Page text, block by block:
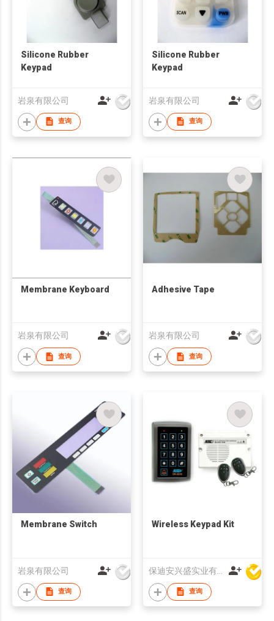
Silicone Rubber
Keypad
岩泉有限公司
查询
Silicone Rubber
Keypad
岩泉有限公司
查询
Membrane Keyboard
岩泉有限公司
查询
Adhesive Tape
岩泉有限公司
查询
Membrane Switch
岩泉有限公司
查询
Wireless Keypad Kit
查询